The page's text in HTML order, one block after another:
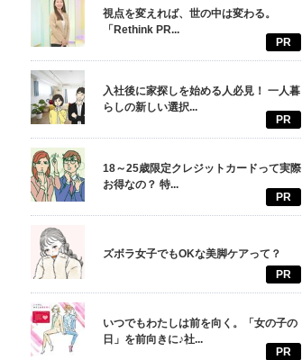
視点を変えれば、世の中は変わる。
「Rethink PR...
PR
入社後に家探しを始める人必見！ 一人暮
らしの新しい選択...
PR
18～25歳限定クレジットカードって実際
お得なの？ 特...
PR
ズボラ女子でもOKな美脚ケアって？
PR
いつでもわたしは前を向く。「女の子の
日」を前向きに♪社...
PR